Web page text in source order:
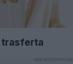
trasferta